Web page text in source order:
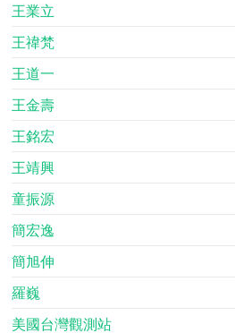
王業立
王禕梵
王道一
王金壽
王銘宏
王靖興
童振源
簡宏逸
簡旭伸
羅巍
美國台灣觀測站